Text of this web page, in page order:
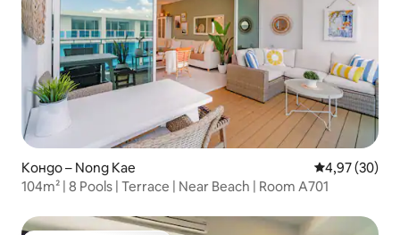
Кондо – Nong Kae Средна
4,97 (30)
104m² | 8 Pools | Terrace | Near Beach | Room A701